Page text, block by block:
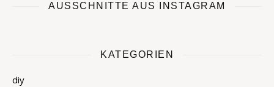
AUSSCHNITTE AUS INSTAGRAM
KATEGORIEN
diy